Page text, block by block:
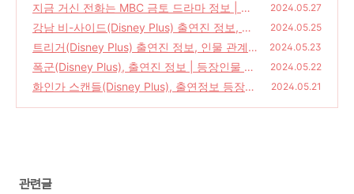
지금 거신 전화는 MBC 금토 드라마 정보 | 인
물관계도 등장인물 유연석 채수빈 | 드라마 내
용, 방송 횟수, 웹소설 원작 드라마
(72)
2024.05.27
강남 비-사이드(Disney Plus) 출연진 정보, 인
물관계도, 등장인물 조우진 지창욱 허윤경 | 드
라마 내용, 공개 회차
(34)
2024.05.25
트리거(Disney Plus) 출연진 정보, 인물 관계
도 등장인물 김혜수 정성일 주종혁 | 드라마 내
용, 몇 부작, 트리거 뜻
(42)
2024.05.23
폭군(Disney Plus), 출연진 정보 | 등장인물 조
윤수 차승원 김선호 김강우 | 드라마 내용, 몇
2024.05.22
화인가 스캔들(Disney Plus), 출연정보 등장인
2024.05.21
관련글